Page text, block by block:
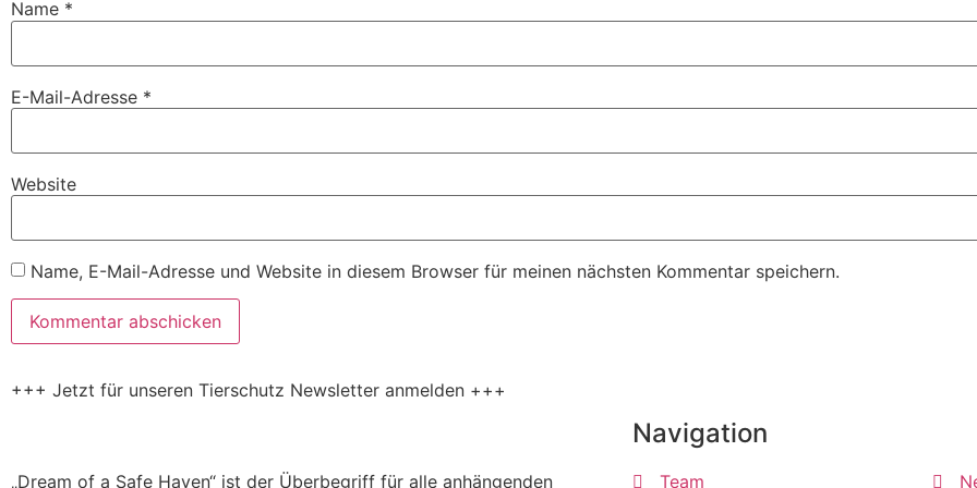
Name *
E-Mail-Adresse *
Website
Name, E-Mail-Adresse und Website in diesem Browser für meinen nächsten Kommentar speichern.
+++ Jetzt für unseren Tierschutz Newsletter anmelden +++
„Dream of a Safe Haven“ ist der Überbegriff für alle anhängenden
Navigation
Team